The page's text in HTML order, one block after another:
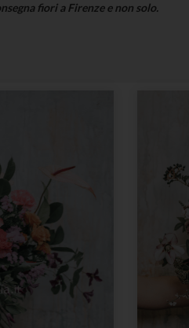
fiori a Firenze e non solo.